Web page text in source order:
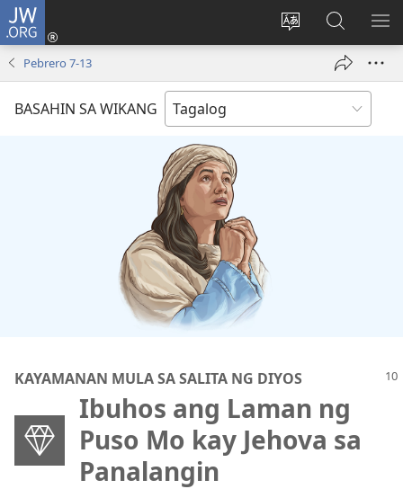
JW.ORG
Baguhin
ng
Mag-
log
bubukas
sa
JW.ORG
Pebrero 7-13
BASAHIN SA WIKANG
KAYAMANAN MULA SA SALITA NG DIYOS
Ibuhos ang Laman ng
Puso Mo kay Jehova sa
Panalangin